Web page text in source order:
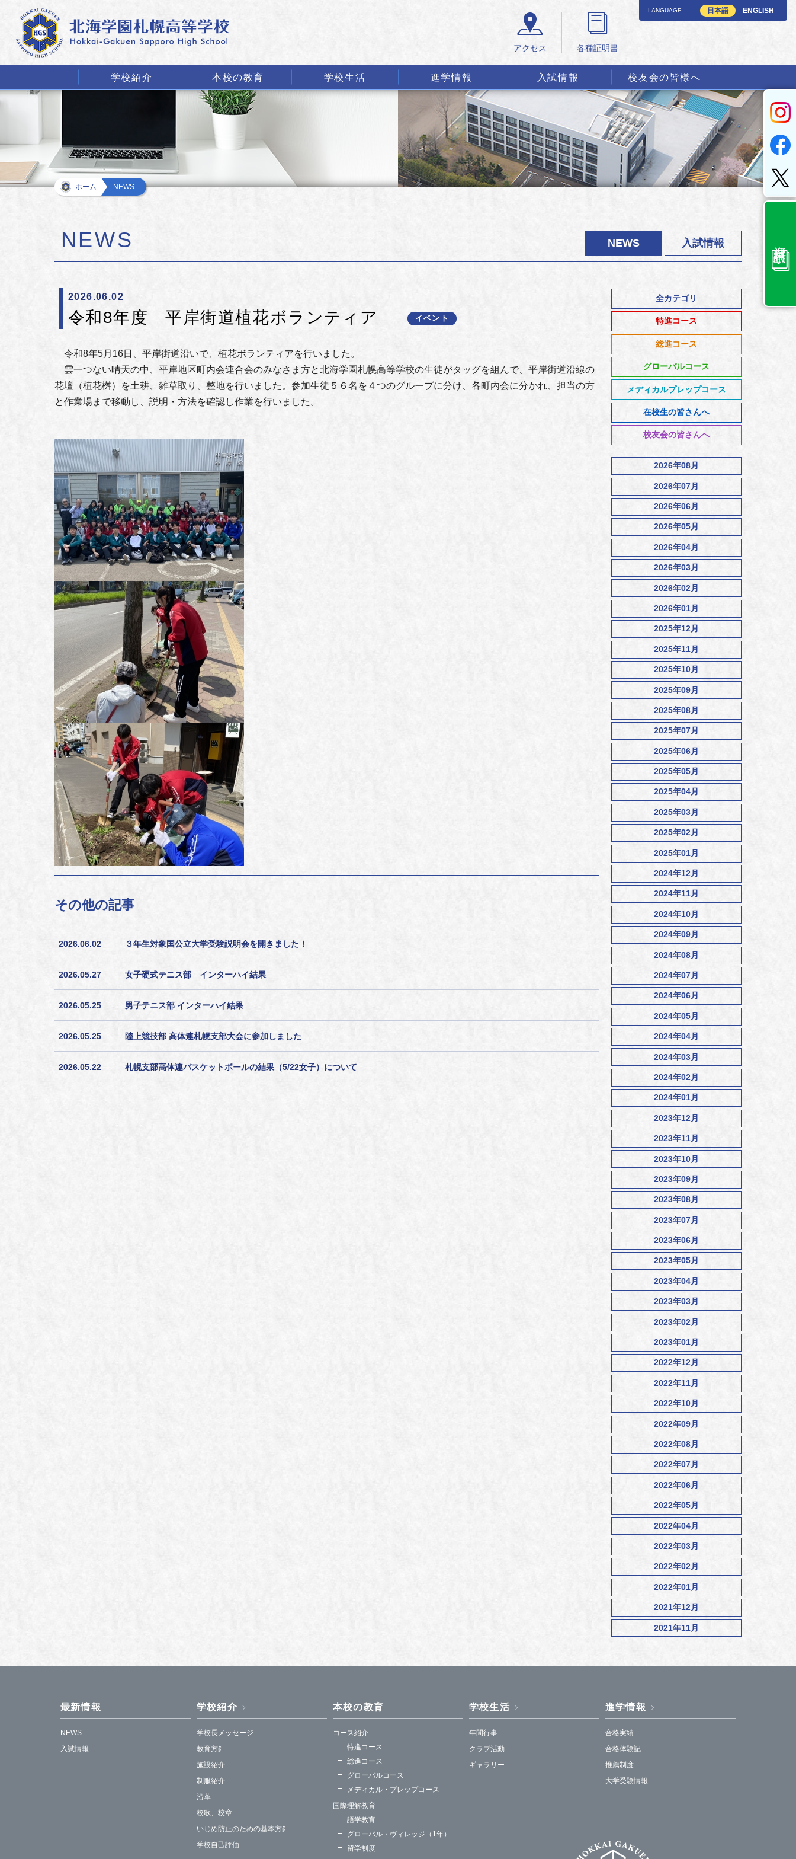
アクセス 各種証明書
学校紹介 本校の教育 学校生活 進学情報 入試情報 校友会の皆様へ
LANGUAGE 日本語 ENGLISH
ホーム NEWS
NEWS NEWS 入試情報
2026.06.02
令和8年度 平岸街道植花ボランティア イベント
令和8年5月16日、平岸街道沿いで、植花ボランティアを行いました。
雲一つない晴天の中、平岸地区町内会連合会のみなさま方と北海学園札幌高等学校の生徒がタッグを組んで、平岸街道沿線の
花壇（植花桝）を土耕、雑草取り、整地を行いました。参加生徒５６名を４つのグループに分け、各町内会に分かれ、担当の方
と作業場まで移動し、説明・方法を確認し作業を行いました。
その他の記事
2026.06.02 ３年生対象国公立大学受験説明会を開きました！
2026.05.27 女子硬式テニス部 インターハイ結果
2026.05.25 男子テニス部 インターハイ結果
2026.05.25 陸上競技部 高体連札幌支部大会に参加しました
2026.05.22 札幌支部高体連バスケットボールの結果（5/22女子）について
全カテゴリ
特進コース
総進コース
グローバルコース
メディカルプレップコース
在校生の皆さんへ
校友会の皆さんへ
2026年08月
2026年07月
2026年06月
2026年05月
2026年04月
2026年03月
2026年02月
2026年01月
2025年12月
2025年11月
2025年10月
2025年09月
2025年08月
2025年07月
2025年06月
2025年05月
2025年04月
2025年03月
2025年02月
2025年01月
2024年12月
2024年11月
2024年10月
2024年09月
2024年08月
2024年07月
2024年06月
2024年05月
2024年04月
2024年03月
2024年02月
2024年01月
2023年12月
2023年11月
2023年10月
2023年09月
2023年08月
2023年07月
2023年06月
2023年05月
2023年04月
2023年03月
2023年02月
2023年01月
2022年12月
2022年11月
2022年10月
2022年09月
2022年08月
2022年07月
2022年06月
2022年05月
2022年04月
2022年03月
2022年02月
2022年01月
2021年12月
2021年11月
最新情報
NEWS
入試情報
学校紹介
学校長メッセージ
教育方針
施設紹介
制服紹介
沿革
校歌、校章
いじめ防止のための基本方針
学校自己評価
本校の教育
コース紹介
特進コース
総進コース
グローバルコース
メディカル・プレップコース
国際理解教育
語学教育
グローバル・ヴィレッジ（1年）
留学制度
学校生活
年間行事
クラブ活動
ギャラリー
進学情報
合格実績
合格体験記
推薦制度
大学受験情報